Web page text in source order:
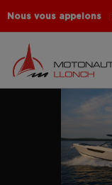
Nous vous appelons